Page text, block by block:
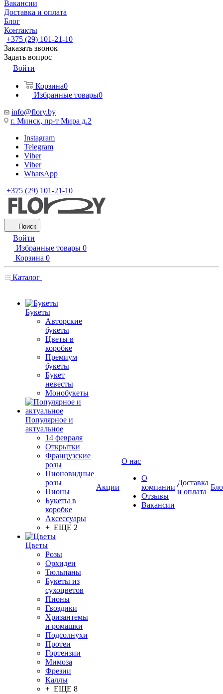
Вакансии
Доставка и оплата
Блог
Контакты
+375 (29) 101-21-10
Заказать звонок
Задать вопрос
Войти
Корзина0
Избранные товары0
info@flory.by
г. Минск, пр-т Мира д.2
Instagram
Telegram
Viber
Viber
WhatsApp
+375 (29) 101-21-10
Поиск
Войти
Избранные товары 0
Корзина 0
Каталог
Букеты
Авторские
букеты
Цветы в
коробке
Премиум
букеты
Букет
невесты
Монобукеты
Популярное и
актуальное
14 февраля
Открытки
Французские
розы
Пионовидные
розы
Пионы
Букеты в
коробке
Аксессуары
+ ЕЩЕ 2
Цветы
Розы
Орхидеи
Тюльпаны
Букеты из
сухоцветов
Пионы
Гвоздики
Хризантемы
и ромашки
Подсолнухи
Протеи
Гортензии
Мимоза
Фрезии
Каллы
+ ЕЩЕ 8
Акции
О нас
О
компании
Отзывы
Вакансии
Доставка
и оплата